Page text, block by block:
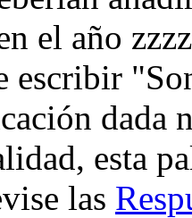
el año
escribir
dada
esta
las